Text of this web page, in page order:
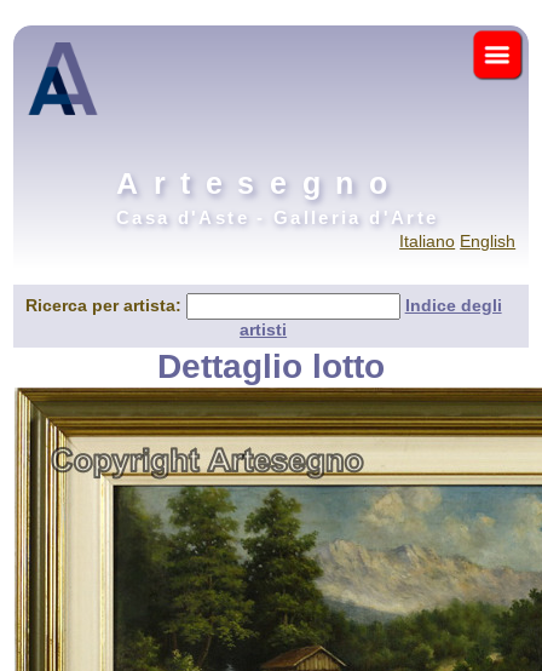
Artesegno
Casa d'Aste - Galleria d'Arte
Italiano English
Ricerca per artista:
Indice degli
artisti
Dettaglio lotto